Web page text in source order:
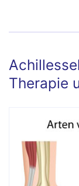
Therapie